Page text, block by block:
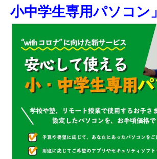
小中学生専用パソコン」